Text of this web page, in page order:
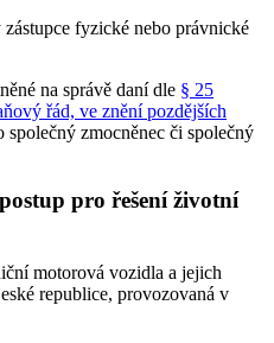
zástupce fyzické nebo právnické
na správě daní dle § 25
řád, ve znění pozdějších
společný zmocněnec či společný
pro řešení životní
motorová vozidla a jejich
republice, provozovaná v